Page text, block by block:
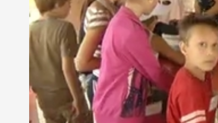
Krepsz Evelin
Csellózni tanultam, a Matyi tanította, hegedülni
Bakonyi Erik
Kosár, foci, hintáztam, és most építjük a várat.
Támogatók segítségével megszépült a tábor
gyerekeket játék közben. Felújították a
fűszer-és gyógynövényeket. A régi